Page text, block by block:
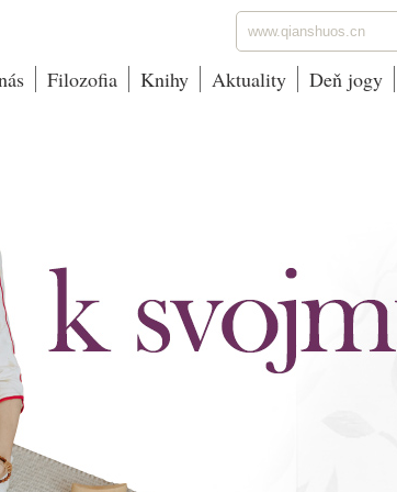
Filozofia Knihy Aktuality Deň jogy